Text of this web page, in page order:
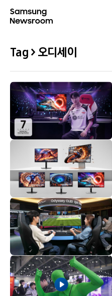
Tag > 오디세이